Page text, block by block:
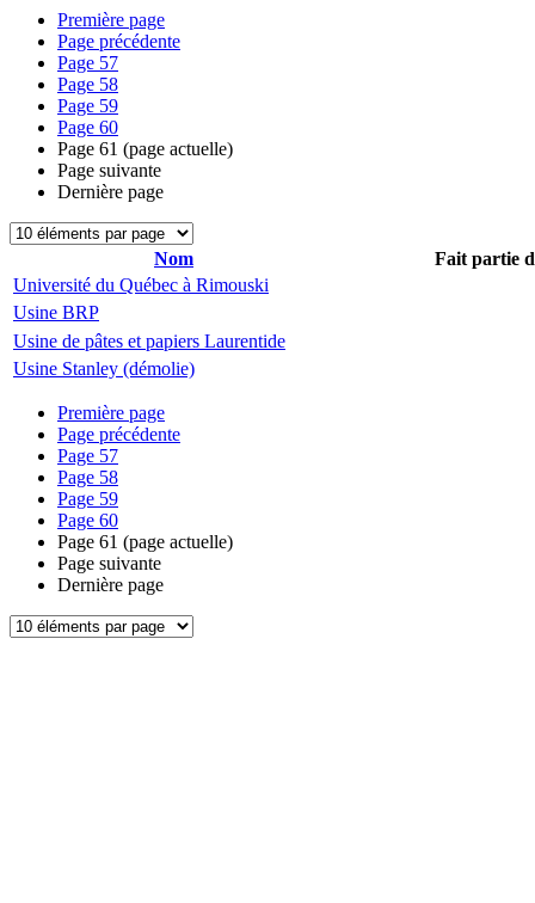
Première page
Page précédente
Page 57
Page 58
Page 59
Page 60
Page 61 (page actuelle)
Page suivante
Dernière page
Nom
Fait partie
Université du Québec à Rimouski
Usine BRP
Usine de pâtes et papiers Laurentide
Usine Stanley (démolie)
Première page
Page précédente
Page 57
Page 58
Page 59
Page 60
Page 61 (page actuelle)
Page suivante
Dernière page